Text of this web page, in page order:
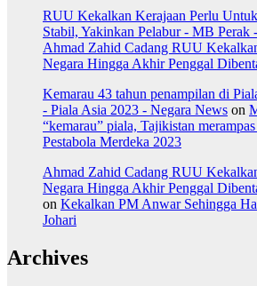
RUU Kekalkan Kerajaan Perlu
Stabil, Yakinkan Pelabur - MB Perak
Ahmad Zahid Cadang RUU
Negara Hingga Akhir Penggal
Kemarau 43 tahun penampilan di
- Piala Asia 2023 - Negara News on
“kemarau” piala, Tajikistan
Pestabola Merdeka 2023
Ahmad Zahid Cadang RUU
Negara Hingga Akhir Penggal
on Kekalkan PM Anwar Sehingga
Johari
Archives